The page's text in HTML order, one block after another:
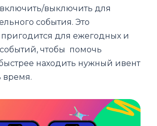
выключить для
события. Это
для ежегодных и
чтобы помочь
находить нужный ивент
время.